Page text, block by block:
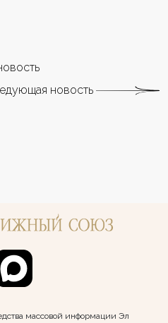
новость
массовой информации Эл